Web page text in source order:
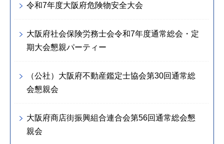
令和7年度大阪府危険物安全大会
大阪府社会保険労務士会令和7年度通常総会・定
期大会懇親パーティー
（公社）大阪府不動産鑑定士協会第30回通常総
会懇親会
大阪府商店街振興組合連合会第56回通常総会懇
親会